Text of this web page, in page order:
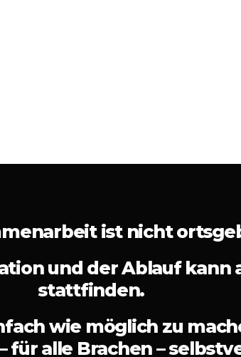
ist nicht
und der Ablauf kann
stattfinden.
wie möglich zu
für alle Brachen –